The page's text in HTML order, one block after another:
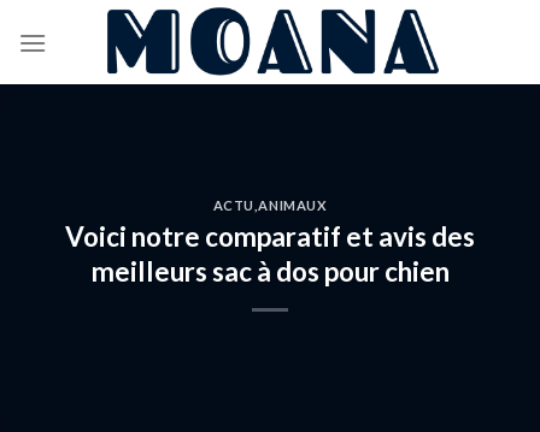
ACTU ,ANIMAUX
Voici notre comparatif et avis des
meilleurs sac à dos pour chien